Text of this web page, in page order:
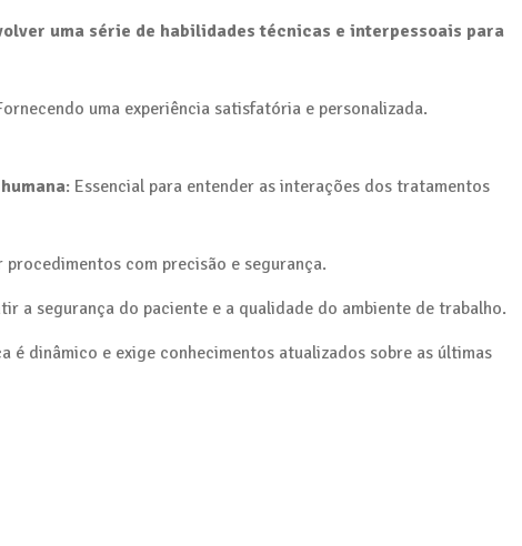
uma série de habilidades técnicas e interpessoais para
uma experiência satisfatória e personalizada.
: Essencial para entender as interações dos tratamentos
procedimentos com precisão e segurança.
a segurança do paciente e a qualidade do ambiente de trabalho.
é dinâmico e exige conhecimentos atualizados sobre as últimas